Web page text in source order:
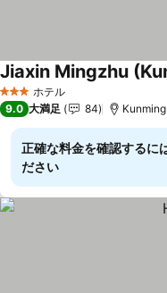
3 ホテルのランク
ホテル
料金を表示
9.0 大満足 84
正確な料金を確認するに
ださい